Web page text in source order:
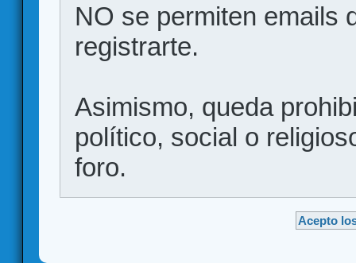
NO se permiten emails
registrarte.
Asimismo, queda
político, social o
foro.